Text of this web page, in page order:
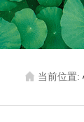
当前位置: